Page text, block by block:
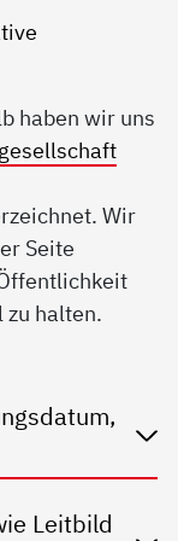
haben wir uns
Wir
Seite
zu halten.
Leitbild